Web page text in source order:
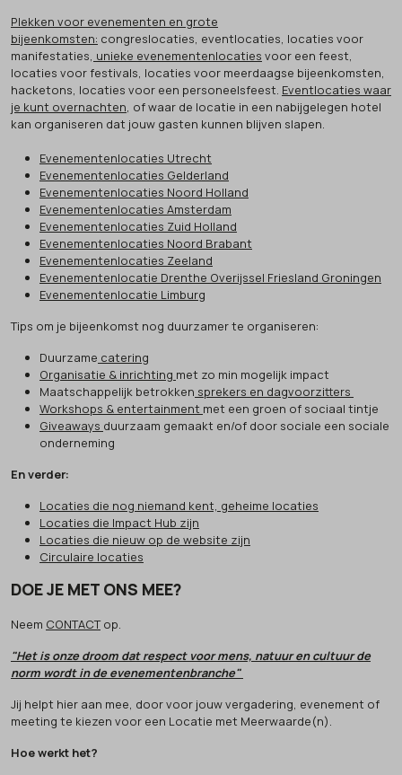
Plekken voor evenementen en grote
bijeenkomsten: congreslocaties, eventlocaties, locaties voor
manifestaties, unieke evenementenlocaties voor een feest,
locaties voor festivals, locaties voor meerdaagse bijeenkomsten,
hacketons, locaties voor een personeelsfeest. Eventlocaties waar
je kunt overnachten, of waar de locatie in een nabijgelegen hotel
kan organiseren dat jouw gasten kunnen blijven slapen.
Evenementenlocaties Utrecht
Evenementenlocaties Gelderland
Evenementenlocaties Noord Holland
Evenementenlocaties Amsterdam
Evenementenlocaties Zuid Holland
Evenementenlocaties Noord Brabant
Evenementenlocaties Zeeland
Evenementenlocatie Drenthe Overijssel Friesland Groningen
Evenementenlocatie Limburg
Tips om je bijeenkomst nog duurzamer te organiseren:
Duurzame catering
Organisatie & inrichting met zo min mogelijk impact
Maatschappelijk betrokken sprekers en dagvoorzitters
Workshops & entertainment met een groen of sociaal tintje
Giveaways duurzaam gemaakt en/of door sociale een sociale
onderneming
En verder:
Locaties die nog niemand kent, geheime locaties
Locaties die Impact Hub zijn
Locaties die nieuw op de website zijn
Circulaire locaties
DOE JE MET ONS MEE?
Neem CONTACTop.
"Het is onze droom dat respect voor mens, natuur en cultuur de
norm wordt in de evenementenbranche"
Jij helpt hier aan mee, door voor jouw vergadering, evenement of
meeting te kiezen voor een Locatie met Meerwaarde(n).
Hoe werkt het?